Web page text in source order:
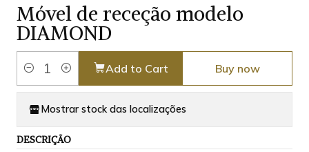
Móvel de receção modelo
DIAMOND
Quantity
Add to Cart Buy now
Mostrar stock das localizações
DESCRIÇÃO